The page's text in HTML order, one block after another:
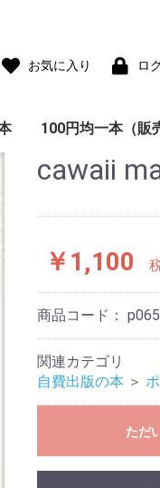
お気に入り ロ
コレクシ
絵本・
ンフィク
ション
科学・哲
・歴史
娯楽
100円均一本（販
大人のための100
子供のための100
cawaii
￥1,100
商品コード：
関連カテゴリ
自費出版の本 ＞
ただ